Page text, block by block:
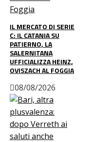
IL MERCATO DI SERIE
C: IL CATANIA SU
PATIERNO, LA
SALERNITANA
UFFICIALIZZA HEINZ,
OVISZACH AL FOGGIA
08/08/2026